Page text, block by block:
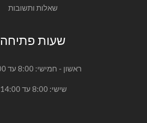
שאלות ותשובות
שעות פתיחה
ראשון - חמישי: 8:00 עד 17:00.
שישי: 8:00 עד 14:00.